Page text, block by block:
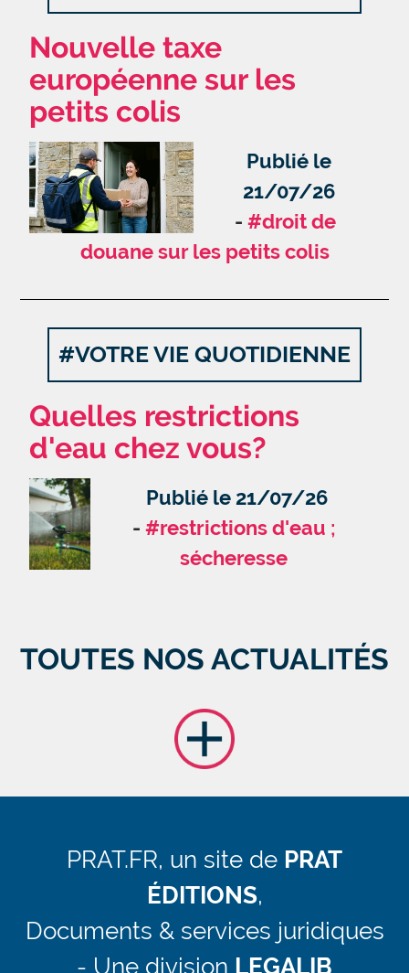
Nouvelle taxe
européenne sur les
petits colis
Publié le
21/07/26
#droit de
douane sur les petits colis
#VOTRE VIE QUOTIDIENNE
Quelles restrictions
d'eau chez vous?
Publié le 21/07/26
#restrictions d'eau ;
sécheresse
TOUTES NOS ACTUALITÉS
PRAT.FR, un site de PRAT
ÉDITIONS,
Documents & services juridiques
- Une division LEGALIB